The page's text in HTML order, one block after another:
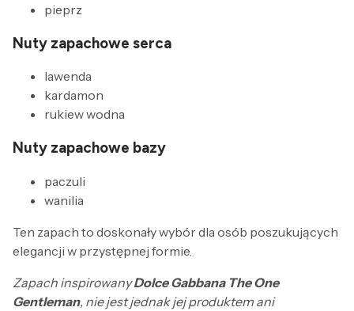
pieprz
Nuty zapachowe serca
lawenda
kardamon
rukiew wodna
Nuty zapachowe bazy
paczuli
wanilia
Ten zapach to doskonały wybór dla osób poszukujących
elegancji w przystępnej formie.
Zapach inspirowanyDolce Gabbana The One
Gentleman, nie jest jednak jej produktem ani